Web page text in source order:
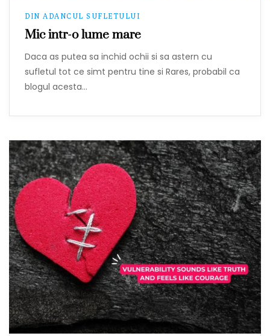
DIN ADANCUL SUFLETULUI
Mic intr-o lume mare
Daca as putea sa inchid ochii si sa astern cu
sufletul tot ce simt pentru tine si Rares, probabil ca
blogul acesta…